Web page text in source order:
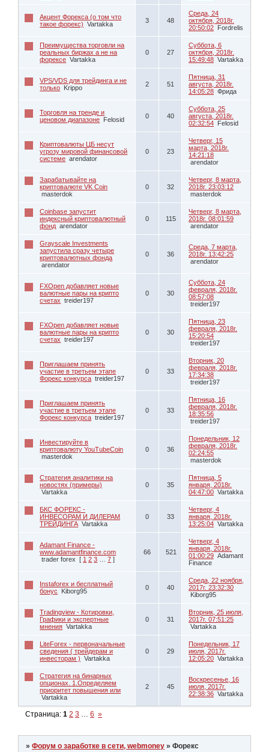
Акцент Форекса (о том что
такое форекс)
Vartakka 3 48
Среда, 24
октября, 2018г.
20:50:02 Fordrelis
Преимущества торговли на
реальных биржах а не на
форексе Vartakka
0 27
Суббота, 6
октября, 2018г.
15:49:48 Vartakka
VPS/VDS для трейдинга и не
только Krippo 2 51
Пятница, 31
августа, 2018г.
14:05:28 Фрида
Торговля на тренде и
ценовом диапазоне Felosid 0 40
Суббота, 25
августа, 2018г.
02:32:54 Felosid
Криптовалюты ЦБ несут
угрозу мировой финансовой
системе arendator
0 23
Четверг, 15
марта, 2018г.
14:21:18
arendator
Зарабатывайте на
криптовалюте VK Coin
masterdok
0 32
Четверг, 8 марта,
2018г. 23:03:12
masterdok
Coinbase запустит
индексный криптовалютный
фонд arendator
0 115
Четверг, 8 марта,
2018г. 08:01:59
arendator
Grayscale Investments
запустила сразу четыре
криптовалютных фонда
arendator
0 36
Среда, 7 марта,
2018г. 13:42:25
arendator
FXOpen добавляет новые
валютные пары на крипто
счетах
treider197
0 30
Суббота, 24
февраля, 2018г.
08:57:08
treider197
FXOpen добавляет новые
валютные пары на крипто
счетах
treider197
0 30
Пятница, 23
февраля, 2018г.
15:20:54
treider197
Приглашаем принять
участие в третьем этапе
Форекс конкурса treider197
0 33
Вторник, 20
февраля, 2018г.
17:34:38
treider197
Приглашаем принять
участие в третьем этапе
Форекс конкурса treider197
0 33
Пятница, 16
февраля, 2018г.
18:35:56
treider197
Инвестируйте в
криптовалюту YouTubeCoin
masterdok
0 36
Понедельник, 12
февраля, 2018г.
02:24:55
masterdok
Стратегия аналитики на
новостях (примеры)
Vartakka
0 35
Пятница, 5
января, 2018г.
04:47:00 Vartakka
БКС ФОРЕКС -
ИНВЕСОРАМ И ДИЛЕРАМ
ТРЕЙДИНГА Vartakka
0 33
Четверг, 4
января, 2018г.
13:25:04 Vartakka
Adamant Finance -
www.adamantfinance.com
trader forex
[ 1 2 3 7 ]
66 521
Четверг, 4
января, 2018г.
01:00:29 Adamant
Finance
Instaforex и бесплатный
бонус
Kiborg95 0 40
Среда, 22 ноября,
2017г. 23:32:30
Kiborg95
Tradingview - Котировки,
Графики и экспертные
мнения Vartakka
0 31
Вторник, 25 июля,
2017г. 07:51:25
Vartakka
LiteForex - первоначальные
сведения ( трейдерам и
инвесторам )
Vartakka
0 29
Понедельник, 17
июля, 2017г.
12:05:20 Vartakka
Стратегия на бинарных
опционах. 1.Определяем
приоритет повышения или
Vartakka
2 45
Воскресенье, 16
июля, 2017г.
22:38:36 Vartakka
Страница:1 2 3 … 6 »
»Форум о заработке в сети, webmoney »Форекс